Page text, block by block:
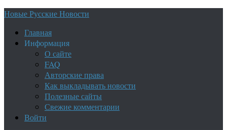
Новые Русские Новости
Главная
Информация
О сайте
FAQ
Авторские права
Как выкладывать новости
Полезные сайты
Свежие комментарии
Войти